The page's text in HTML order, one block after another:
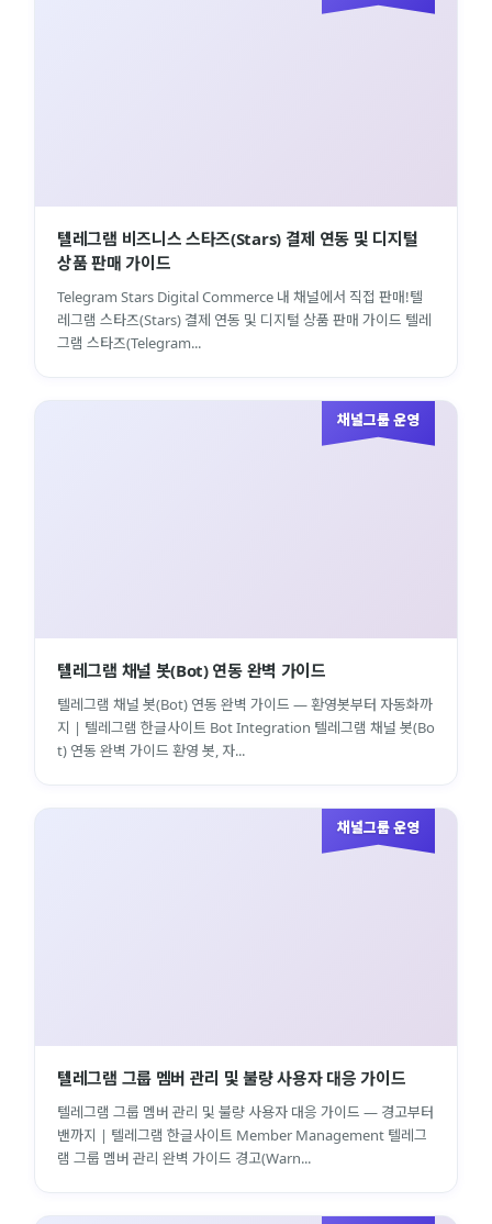
텔레그램 비즈니스 스타즈(Stars) 결제 연동 및 디지털
상품 판매 가이드
Telegram Stars Digital Commerce 내 채널에서 직접 판매!텔
레그램 스타즈(Stars) 결제 연동 및 디지털 상품 판매 가이드 텔레
그램 스타즈(Telegram...
채널그룹 운영
텔레그램 채널 봇(Bot) 연동 완벽 가이드
텔레그램 채널 봇(Bot) 연동 완벽 가이드 — 환영봇부터 자동화까
지 | 텔레그램 한글사이트 Bot Integration 텔레그램 채널 봇(Bo
t) 연동 완벽 가이드 환영 봇, 자...
채널그룹 운영
텔레그램 그룹 멤버 관리 및 불량 사용자 대응 가이드
텔레그램 그룹 멤버 관리 및 불량 사용자 대응 가이드 — 경고부터
밴까지 | 텔레그램 한글사이트 Member Management 텔레그
램 그룹 멤버 관리 완벽 가이드 경고(Warn...
Home 바로가기 arrow_forward